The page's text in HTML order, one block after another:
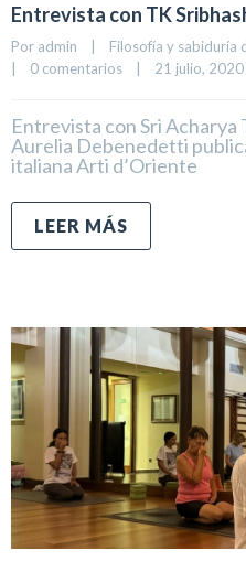
Entrevista con TK
Por admin | Filosofía y sabiduría
|
0 comentarios | 21 julio,
Entrevista con Sri Acharya
Aurelia Debenedetti
italiana Arti d’Oriente
LEER MÁS